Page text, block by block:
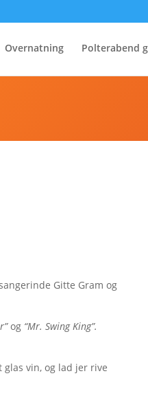
Overnatning Polterabend
Gitte Gram og
og “Mr. Swing King”.
vin, og lad jer rive